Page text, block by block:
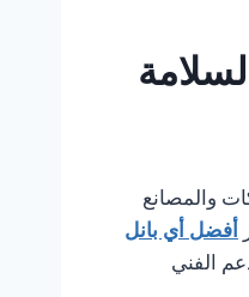
والمصانع
أفضل أي بانل
الفني